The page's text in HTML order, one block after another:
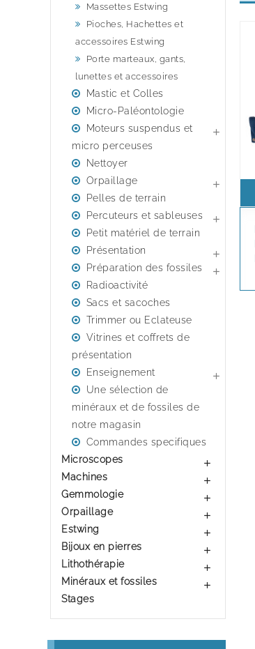
Massettes Estwing
Pioches, Hachettes et
accessoires Estwing
Porte marteaux, gants,
lunettes et accessoires
Mastic et Colles
Micro-Paléontologie
Moteurs suspendus et
micro perceuses

Nettoyer
Orpaillage

Pelles de terrain
Percuteurs et sableuses

Petit matériel de terrain
Présentation

Préparation des fossiles 
Radioactivité
Sacs et sacoches
Trimmer ou Eclateuse
Vitrines et coffrets de
présentation
Enseignement

Une sélection de
minéraux et de fossiles de
notre magasin
Commandes specifiques
Microscopes

Machines 
Gemmologie 
Orpaillage 
Estwing 
Bijoux en pierres 
Lithothérapie 
Minéraux et fossiles 
Stages